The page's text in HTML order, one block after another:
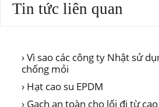
Tin tức liên quan
› Vì sao các công ty Nhật sử
chống mỏi
› Hạt cao su EPDM
› Gạch an toàn cho lối đi từ